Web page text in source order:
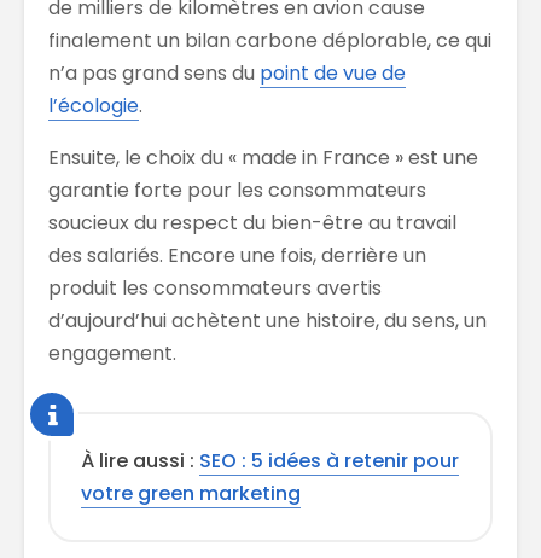
de milliers de kilomètres en avion cause
finalement un bilan carbone déplorable, ce qui
n’a pas grand sens du point de vue de
l’écologie.
Ensuite, le choix du « made in France » est une
garantie forte pour les consommateurs
soucieux du respect du bien-être au travail
des salariés. Encore une fois, derrière un
produit les consommateurs avertis
d’aujourd’hui achètent une histoire, du sens, un
engagement.
À lire aussi : SEO : 5 idées à retenir pour
votre green marketing